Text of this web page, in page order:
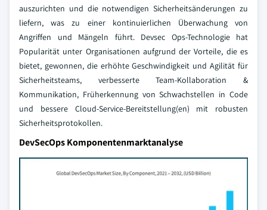
auszurichten und die notwendigen Sicherheitsänderungen zu
liefern, was zu einer kontinuierlichen Überwachung von
Angriffen und Mängeln führt. Devsec Ops-Technologie hat
Popularität unter Organisationen aufgrund der Vorteile, die es
bietet, gewonnen, die erhöhte Geschwindigkeit und Agilität für
Sicherheitsteams, verbesserte Team-Kollaboration &
Kommunikation, Früherkennung von Schwachstellen in Code
und bessere Cloud-Service-Bereitstellung(en) mit robusten
Sicherheitsprotokollen.
DevSecOps Komponentenmarktanalyse